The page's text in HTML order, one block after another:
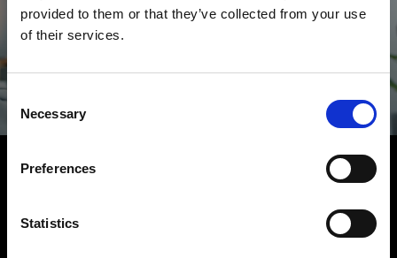
provided to them or that they’ve collected from your use
of their services.
Consent
Selection
Necessary
Preferences
Statistics
¿Algo que añadir?
Queremos oírlo
HABLEMOS